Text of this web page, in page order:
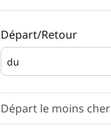
Départ/Retour
du
Départ
Départ le moins cher